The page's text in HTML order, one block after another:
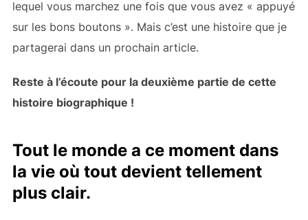
lequel vous marchez une fois que vous avez « appuyé
sur les bons boutons ». Mais c’est une histoire que je
partagerai dans un prochain article.
Reste à l’écoute pour la deuxième partie de cette
histoire biographique !
Tout le monde a ce moment dans
la vie où tout devient tellement
plus clair.